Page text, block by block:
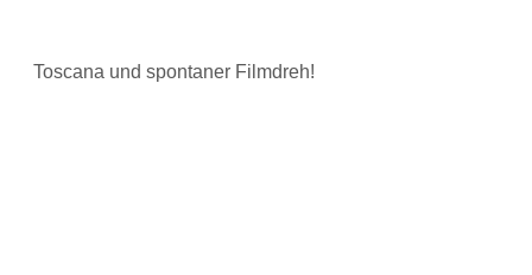
Toscana und spontaner Filmdreh!